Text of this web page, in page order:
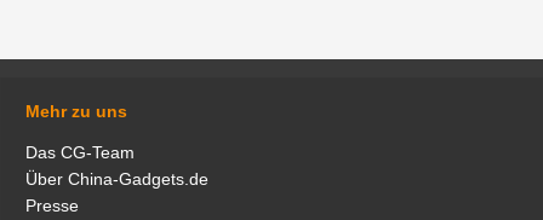
Mehr zu uns
Das CG-Team
Über China-Gadgets.de
Presse